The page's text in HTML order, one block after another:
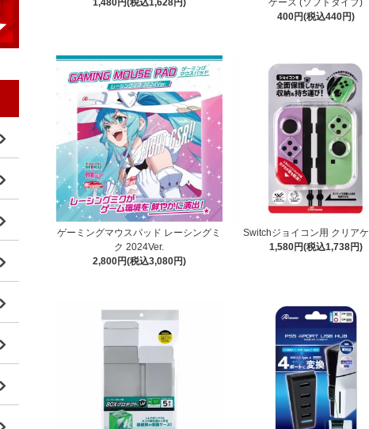
1,480円(税込1,628円)
ケース (ソフトタイプ)
400円(税込440円)
ゲーミングマウスパッド レーシングミ
ク 2024Ver.
2,800円(税込3,080円)
Switchジョイコン用 クリア
1,580円(税込1,738円)